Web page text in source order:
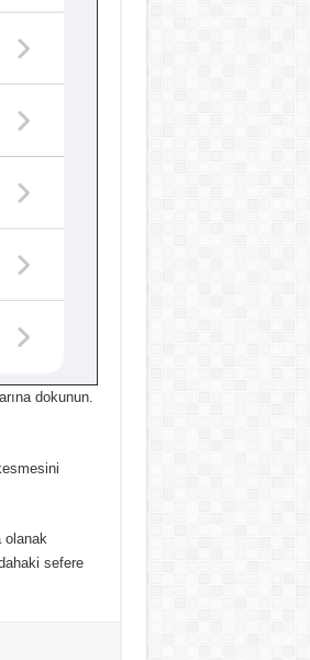
dokunun.
olanak
sefere